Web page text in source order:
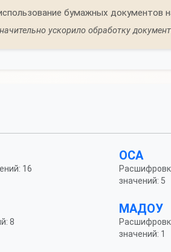
бумажных документов
ускорило обработку
16
ОСА
значений: 5
8
МАДОУ
значений: 1